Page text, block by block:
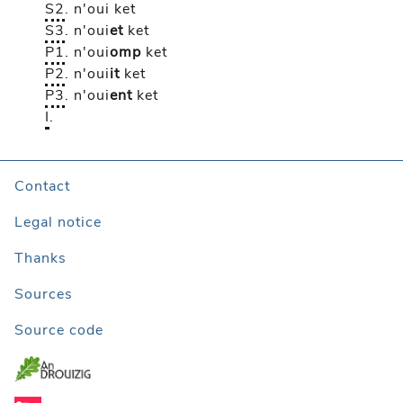
S2. n'oui ket
S3. n'ouiet ket
P1. n'ouiomp ket
P2. n'ouiit ket
P3. n'ouient ket
I.
Contact
Legal notice
Thanks
Sources
Source code